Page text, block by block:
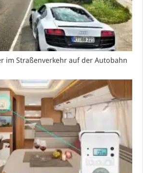
im Straßenverkehr auf der Autobahn